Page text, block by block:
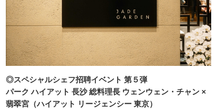
◎スペシャルシェフ招聘イベント 第５弾
パーク ハイアット 長沙 総料理長 ウェンウェン・チャン ×
翡翠宮（ハイアット リージェンシー 東京）